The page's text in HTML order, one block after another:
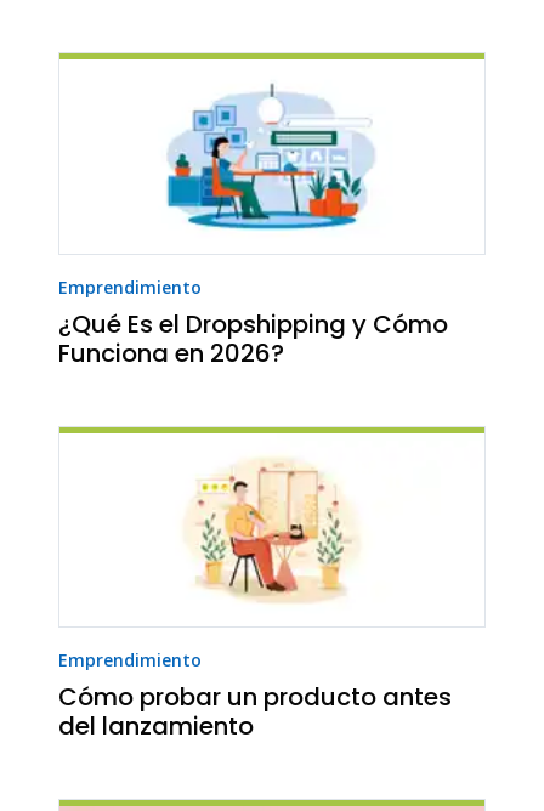
Emprendimiento
¿Qué Es el Dropshipping y Cómo
Funciona en 2026?
Emprendimiento
Cómo probar un producto antes
del lanzamiento